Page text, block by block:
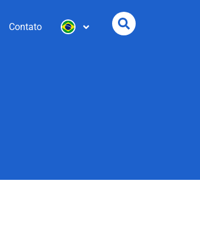
Contato